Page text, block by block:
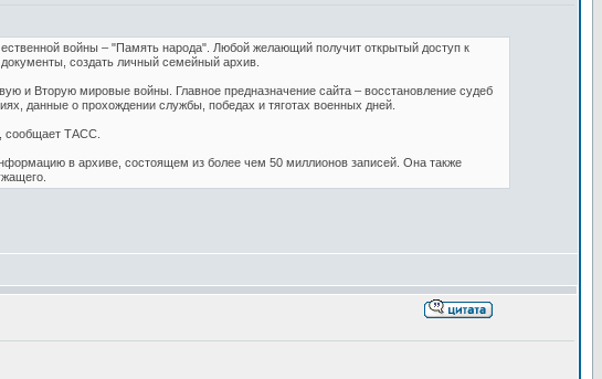
войны – "Память народа". Любой желающий получит открытый доступ к
создать личный семейный архив.
и Вторую мировые войны. Главное предназначение сайта – восстановление судеб
данные о прохождении службы, победах и тяготах военных дней.
сообщает ТАСС.
в архиве, состоящем из более чем 50 миллионов записей. Она также